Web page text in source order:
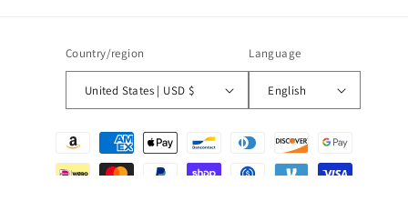
Country/region
United States | USD $
Language
English
Payment